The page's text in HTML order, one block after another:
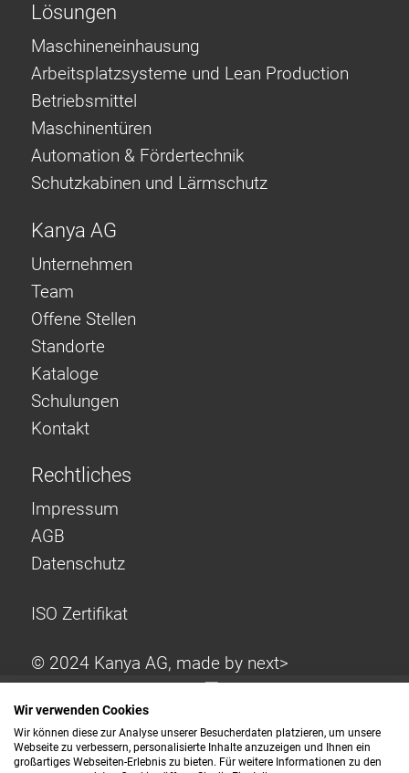
Lösungen
Maschineneinhausung
Arbeitsplatzsysteme und Lean Production
Betriebsmittel
Maschinentüren
Automation & Fördertechnik
Schutzkabinen und Lärmschutz
Kanya AG
Unternehmen
Team
Offene Stellen
Standorte
Kataloge
Schulungen
Kontakt
Rechtliches
Impressum
AGB
Datenschutz
ISO Zertifikat
© 2024 Kanya AG, made by next>
Wir verwenden Cookies
Wir können diese zur Analyse unserer Besucherdaten platzieren, um unsere
Webseite zu verbessern, personalisierte Inhalte anzuzeigen und Ihnen ein
großartiges Webseiten-Erlebnis zu bieten. Für weitere Informationen zu den